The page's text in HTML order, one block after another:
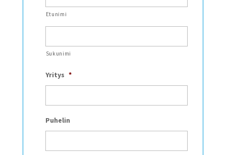
Etunimi
Sukunimi
Yritys *
Puhelin